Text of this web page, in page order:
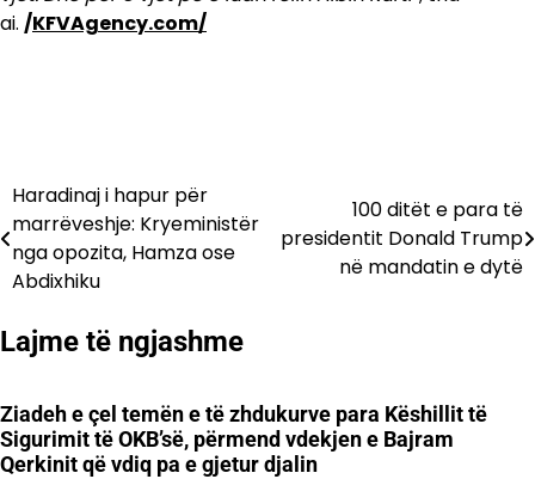
ai. /KFVAgency.com/
Lëvizje
te
postimet
Haradinaj i hapur për
marrëveshje: Kryeministër
nga opozita, Hamza ose
Abdixhiku
100 ditët e para të
presidentit Donald Trump
në mandatin e dytë
Lajme të ngjashme
Ziadeh e çel temën e të zhdukurve para Këshillit të
Sigurimit të OKB’së, përmend vdekjen e Bajram
Qerkinit që vdiq pa e gjetur djalin